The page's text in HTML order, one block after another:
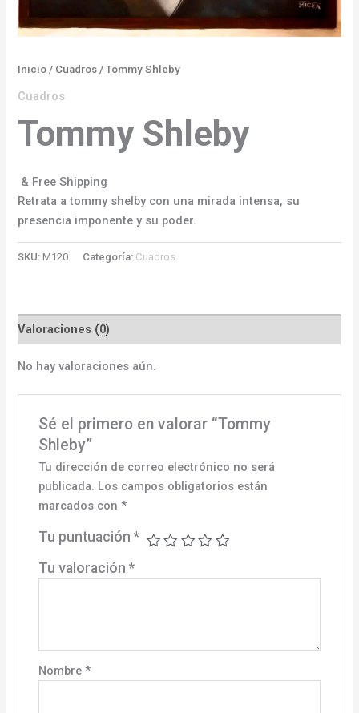
Inicio / Cuadros / Tommy Shleby
Cuadros
Tommy Shleby
& Free Shipping
Retrata a tommy shelby con una mirada intensa, su
presencia imponente y su poder.
SKU:M120 Categoría: Cuadros
Valoraciones (0)
No hay valoraciones aún.
Sé el primero en valorar “Tommy
Shleby”
Tu dirección de correo electrónico no será
publicada. Los campos obligatorios están
marcados con *
Tu puntuación *
Tu valoración *
Nombre *